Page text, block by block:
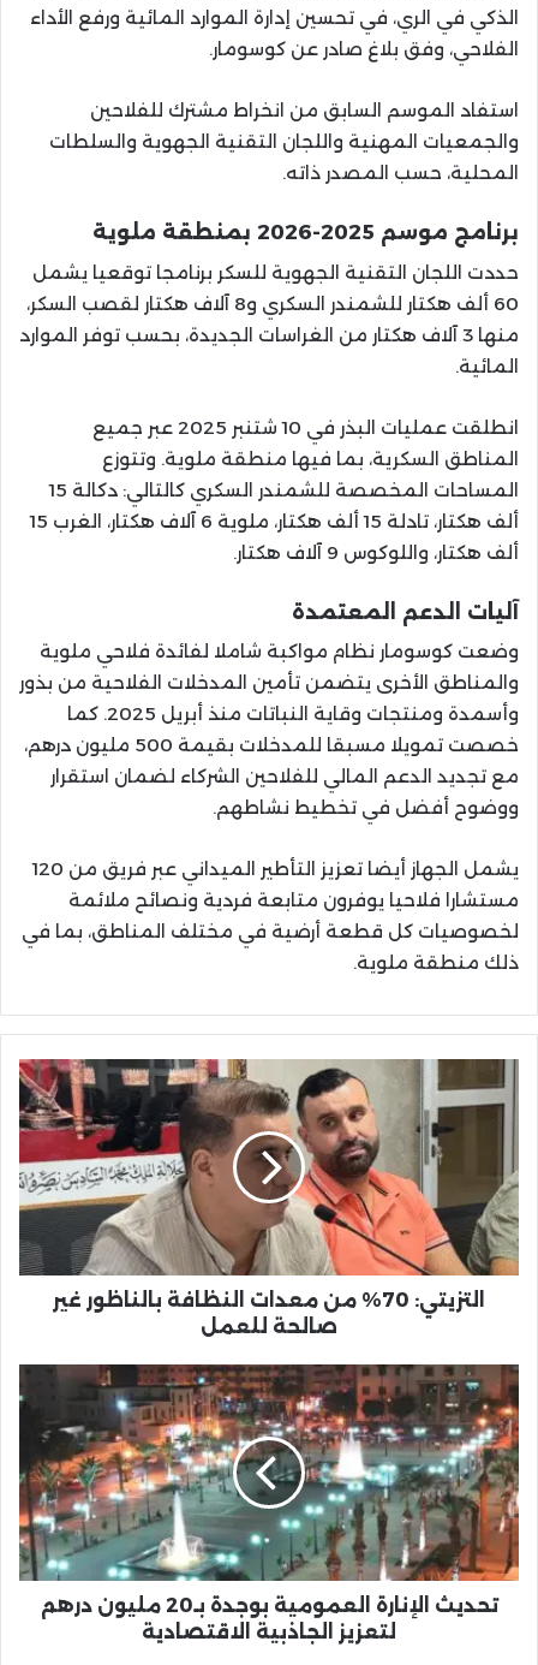
الذكي في الري، في تحسين إدارة الموارد المائية ورفع الأداء
الفلاحي، وفق بلاغ صادر عن كوسومار.
استفاد الموسم السابق من انخراط مشترك للفلاحين
والجمعيات المهنية واللجان التقنية الجهوية والسلطات
المحلية، حسب المصدر ذاته.
برنامج موسم 2025-2026 بمنطقة ملوية
حددت اللجان التقنية الجهوية للسكر برنامجا توقعيا يشمل
60 ألف هكتار للشمندر السكري و8 آلاف هكتار لقصب السكر،
منها 3 آلاف هكتار من الغراسات الجديدة، بحسب توفر الموارد
المائية.
انطلقت عمليات البذر في 10 شتنبر 2025 عبر جميع
المناطق السكرية، بما فيها منطقة ملوية. وتتوزع
المساحات المخصصة للشمندر السكري كالتالي: دكالة 15
ألف هكتار، تادلة 15 ألف هكتار، ملوية 6 آلاف هكتار، الغرب 15
ألف هكتار، واللوكوس 9 آلاف هكتار.
آليات الدعم المعتمدة
وضعت كوسومار نظام مواكبة شاملا لفائدة فلاحي ملوية
والمناطق الأخرى يتضمن تأمين المدخلات الفلاحية من بذور
وأسمدة ومنتجات وقاية النباتات منذ أبريل 2025. كما
خصصت تمويلا مسبقا للمدخلات بقيمة 500 مليون درهم،
مع تجديد الدعم المالي للفلاحين الشركاء لضمان استقرار
ووضوح أفضل في تخطيط نشاطهم.
يشمل الجهاز أيضا تعزيز التأطير الميداني عبر فريق من 120
مستشارا فلاحيا يوفرون متابعة فردية ونصائح ملائمة
لخصوصيات كل قطعة أرضية في مختلف المناطق، بما في
ذلك منطقة ملوية.
70%
النظافة
بالناظور
غير
صالحة
للعمل
التزيتي: 70% من معدات النظافة بالناظور غير
صالحة للعمل
تحديث
الإنارة
العمومية
بوجدة
بـ20
مليون
درهم
لتعزيز
الجاذبية
الاقتصادية
تحديث الإنارة العمومية بوجدة بـ20 مليون درهم
لتعزيز الجاذبية الاقتصادية